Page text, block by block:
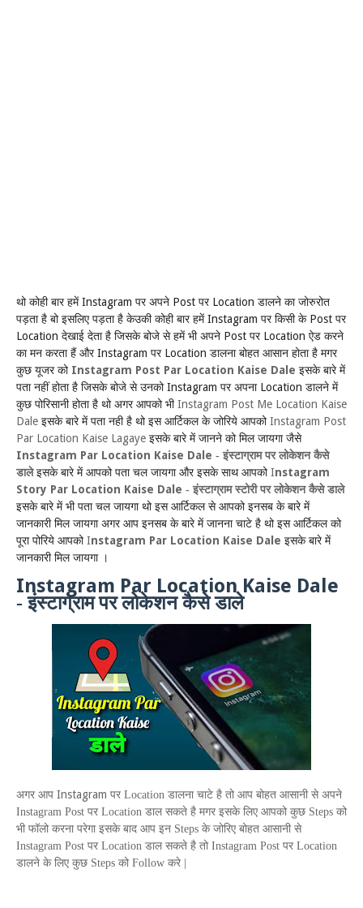
थो कोही बार हमें Instagram पर अपने Post पर Location डालने का जोरुरोत
पड़ता है बो इसलिए पड़ता है केउकी कोही बार हमें Instagram पर किसी के Post पर
Location देखाई देता है जिसके बोजे से हमें भी अपने Post पर Location ऐड करने
का मन करता हैं और Instagram पर Location डालना बोहत आसान होता है मगर
कुछ यूजर को Instagram Post Par Location Kaise Dale इसके बारे में
पता नहीं होता है जिसके बोजे से उनको Instagram पर अपना Location डालने में
कुछ पोरिसानी होता है थो अगर आपको भी Instagram Post Me Location Kaise
Dale इसके बारे में पता नही है थो इस आर्टिकल के जोरिये आपको Instagram Post
Par Location Kaise Lagaye इसके बारे में जानने को मिल जायगा जैसे
Instagram Par Location Kaise Dale - इंस्टाग्राम पर लोकेशन कैसे
डाले इसके बारे में आपको पता चल जायगा और इसके साथ आपको Instagram
Story Par Location Kaise Dale - इंस्टाग्राम स्टोरी पर लोकेशन कैसे डाले
इसके बारे में भी पता चल जायगा थो इस आर्टिकल से आपको इनसब के बारे में
जानकारी मिल जायगा अगर आप इनसब के बारे में जानना चाटे है थो इस आर्टिकल को
पूरा पोरिये आपको Instagram Par Location Kaise Dale इसके बारे में
जानकारी मिल जायगा ।
Instagram Par Location Kaise Dale
-इंस्टाग्राम पर लोकेशन कैसे डाले
अगर आप Instagram पर Location डालना चाटे है तो आप बोहत आसानी से अपने
Instagram Post पर Location डाल सकते है मगर इसके लिए आपको कुछ Steps को
भी फॉलो करना परेगा इसके बाद आप इन Steps के जोरिए बोहत आसानी से
Instagram Post पर Location डाल सकते है तो Instagram Post पर Location
डालने के लिए कुछ Steps को Follow करे |